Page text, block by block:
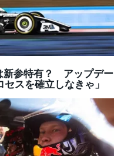
新参特有？ アップデー
スを確立しなきゃ」